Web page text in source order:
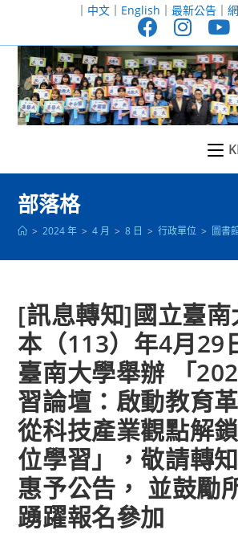
至
｜ 中文｜ English ｜ 最新公告｜
部落格
> 2024 年 > 4 月 > 8 日 > 行政單位 > 圖書
[訊息轉知]國立臺
本（113）年4月29
臺南大學舉辦 「
習論壇：啟動教育
從科技產業觀點解
位學習」，敬請轉
惠予公告， 並鼓勵
踴躍報名參加